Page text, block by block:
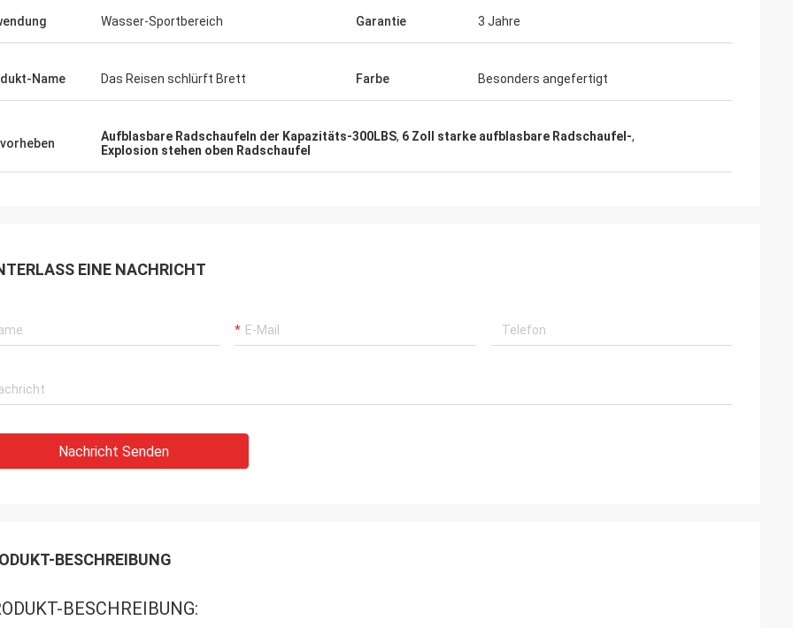
Wasser-Sportbereich Garantie 3 Jahre
Name Das Reisen schlürft Brett Farbe Besonders angefertigt
Aufblasbare Radschaufeln der Kapazitäts-300LBS, 6 Zoll starke aufblasbare Radschaufel-,
Explosion stehen oben Radschaufel
EINE NACHRICHT
Nachricht Senden
BESCHREIBUNG
BESCHREIBUNG: